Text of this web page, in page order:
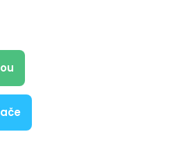
kľúčenka z bukového dreva